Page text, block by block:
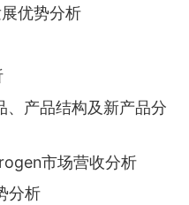
优势分析
产品结构及新产品分
市场营收分析
分析